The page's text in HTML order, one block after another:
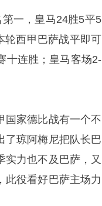
一，皇马24胜5平5
轮西甲巴萨战平即可
十连胜；皇马客场2-
国家德比战有一个不
了琼阿梅尼把队长巴
实力也不及巴萨，又
此役看好巴萨主场力